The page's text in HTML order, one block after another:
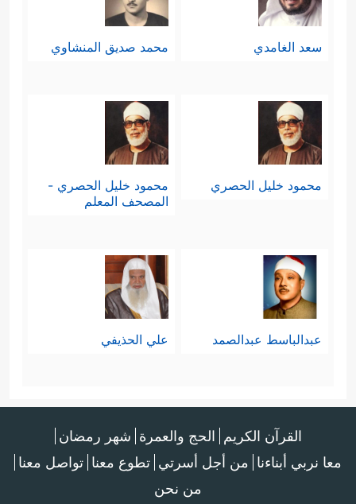
سعد الغامدي محمد صديق المنشاوي
محمود خليل الحصري
محمود خليل الحصري -
المصحف المعلم
عبدالباسط عبدالصمد علي الحذيفي
القرآن الكريم الحج والعمرة شهر رمضان
معا نربي أبناءنا من أجل أسرتي تطوع معنا تواصل معنا
من نحن